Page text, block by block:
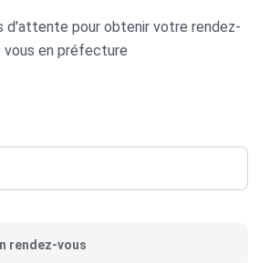
d'attente pour obtenir votre rendez-
vous en préfecture